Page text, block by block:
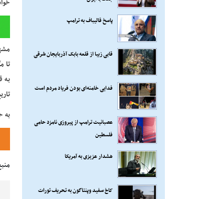
پاسخ قالیباف به ترامپ
قابی زیبا از قلعه بابک آذربایجان شرقی
فدایی خامنه‌ای بودن فریاد مردم است
عصبانیت ترامپ از پیروزی نامزد حامی
فلسطین
هشدار عزیزی به آمریکا
کاخ سفید وپنتاگون به تحریف تورات
تا
به
به